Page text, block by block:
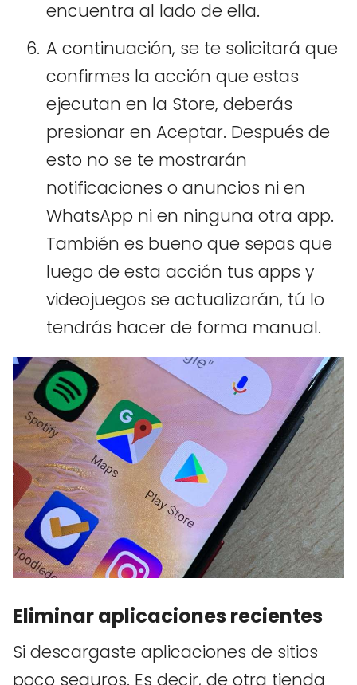
encuentra al lado de ella.
A continuación, se te solicitará que
confirmes la acción que estas
ejecutan en la Store, deberás
presionar en Aceptar. Después de
esto no se te mostrarán
notificaciones o anuncios ni en
WhatsApp ni en ninguna otra app.
También es bueno que sepas que
luego de esta acción tus apps y
videojuegos se actualizarán, tú lo
tendrás hacer de forma manual.
Eliminar aplicaciones recientes
Si descargaste aplicaciones de sitios
poco seguros. Es decir, de otra tienda